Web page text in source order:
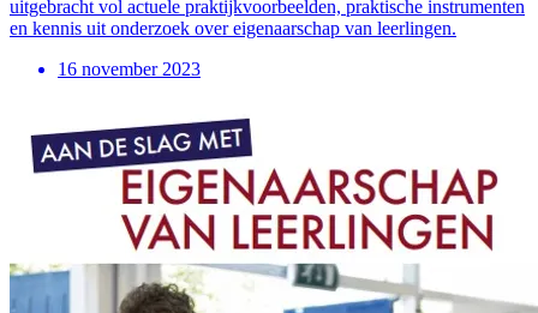
uitgebracht vol actuele praktijkvoorbeelden, praktische instrumenten
en kennis uit onderzoek over eigenaarschap van leerlingen.
16 november 2023